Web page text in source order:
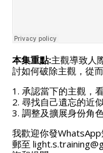
本集重點:主觀導致人
討如何破除主觀，從
1. 承認當下的主觀，
2. 尋找自己遺忘的近
3. 調整及擴展身份角
我歡迎你發
郵至